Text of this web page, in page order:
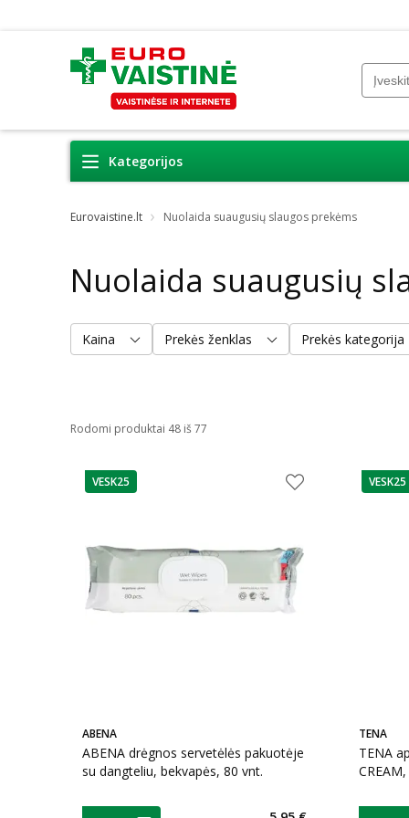
Kategorijos
Eurovaistine.lt Nuolaida suaugusių slaugos prekėms
Nuolaida suaugusių
Kaina Prekės ženklas Prekės kategorija
Rodomi produktai 48 iš 77
patarimas
VESK25
ABENA
ABENA drėgnos servetėlės pakuotėje
su dangteliu, bekvapės, 80 vnt.
patarimas
VESK25
TENA
TENA